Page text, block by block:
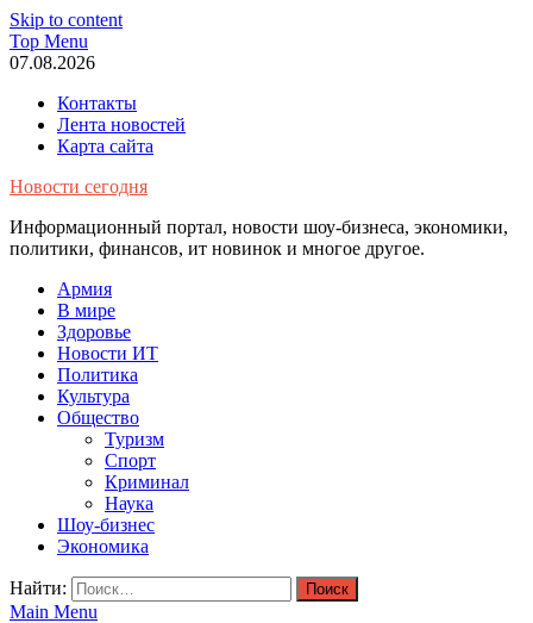
Skip to content
Top Menu
07.08.2026
Контакты
Лента новостей
Карта сайта
Новости сегодня
Информационный портал, новости шоу-бизнеса, экономики,
политики, финансов, ит новинок и многое другое.
Армия
В мире
Здоровье
Новости ИТ
Политика
Культура
Общество
Туризм
Спорт
Криминал
Наука
Шоу-бизнес
Экономика
Найти:
Main Menu